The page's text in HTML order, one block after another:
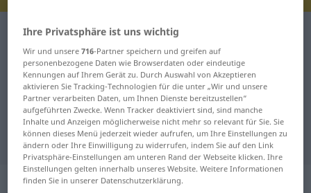
Deutsch-Rumänisch Wörterbuch
Deutsch-Rumänisch Übersetzung
für "Umgebung"
"Umgebung" Rumänisch
Übersetzung
„Umgebung“: Femininum
Ihre Privatsphäre ist uns wichtig
Wir und unsere716-Partner speichern und greifen auf
personenbezogene Daten wie Browserdaten oder eindeutige
Kennungen auf Ihrem Gerät zu. Durch Auswahl von Akzeptieren
aktivieren Sie Tracking-Technologien für die unter „Wir und unsere
Partner verarbeiten Daten, um Ihnen Dienste bereitzustellen“
aufgeführten Zwecke. Wenn Tracker deaktiviert sind, sind manche
Inhalte und Anzeigen möglicherweise nicht mehr so relevant für Sie. Sie
können dieses Menü jederzeit wieder aufrufen, um Ihre Einstellungen zu
ändern oder Ihre Einwilligung zu widerrufen, indem Sie auf den Link
Privatsphäre-Einstellungen am unteren Rand der Webseite klicken. Ihre
Einstellungen gelten innerhalb unseres Website. Weitere Informationen
finden Sie in unserer Datenschutzerklärung.